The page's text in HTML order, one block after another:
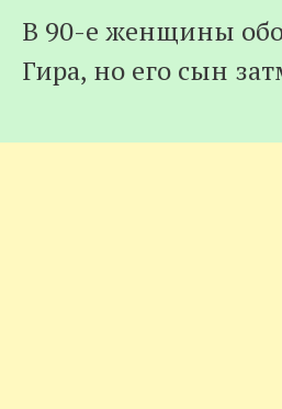
к
содержимому
В 90-е женщины
Гира, но его сын